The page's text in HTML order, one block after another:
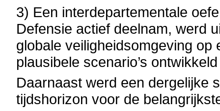
3) Een interdepartementale
Defensie actief deelnam, werd
globale veiligheidsomgeving
plausibele scenario’s
Daarnaast werd een dergelijke
tijdshorizon voor de